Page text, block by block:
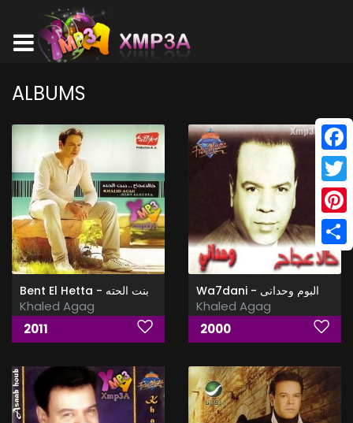
ALBUMS
Bent El Hetta - بنت الحته
Khaled Agag
2011
Wa7dani - البوم وحدانى
Khaled Agag
2000